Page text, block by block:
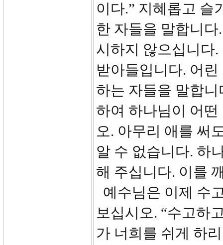
이다.” 지혜롭고 슬
한 자들을 말합니
시하지 않으십니다
받아들입니다. 어
하는 자들을 말합
하여 하나님이 어
오. 아무리 애를 써
알 수 없습니다. 하
해 주십니다. 이를
예수님은 이제 수
보십시오. “수고하
가 너희를 쉬게 하